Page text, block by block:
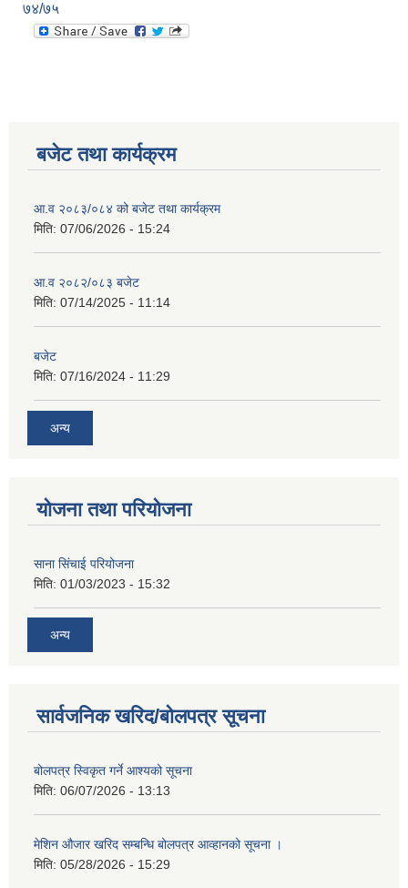
७४/७५
बजेट तथा कार्यक्रम
आ.व २०८३/०८४ को बजेट तथा कार्यक्रम
मिति: 07/06/2026 - 15:24
आ.व २०८२/०८३ बजेट
मिति: 07/14/2025 - 11:14
बजेट
मिति: 07/16/2024 - 11:29
अन्य
योजना तथा परियोजना
साना सिंचाई परियोजना
मिति: 01/03/2023 - 15:32
अन्य
सार्वजनिक खरिद/बोलपत्र सूचना
बोलपत्र स्विकृत गर्ने आश्यको सूचना
मिति: 06/07/2026 - 13:13
मेशिन औजार खरिद सम्बन्धि बोलपत्र आव्हानको सूचना ।
मिति: 05/28/2026 - 15:29